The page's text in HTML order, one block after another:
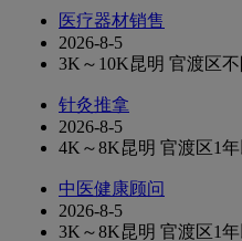
医疗器材销售
2026-8-5
3K～10K昆明 官渡区不
针灸推拿
2026-8-5
4K～8K昆明 官渡区1
中医健康顾问
2026-8-5
3K～8K昆明 官渡区1